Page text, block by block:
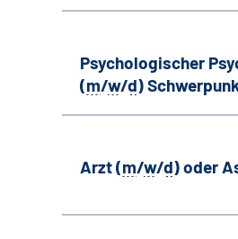
Psychologischer
(m/w/d)
Arzt (m/w/d) oder